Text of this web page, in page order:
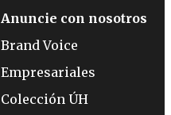
Anuncie con nosotros
Brand Voice
Empresariales
Colección ÚH